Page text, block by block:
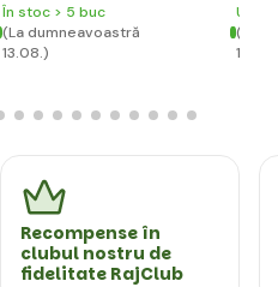
În stoc > 5 buc
(La dumneavoastră
13.08.)
(La
Recompense în
clubul nostru de
fidelitate RajClub